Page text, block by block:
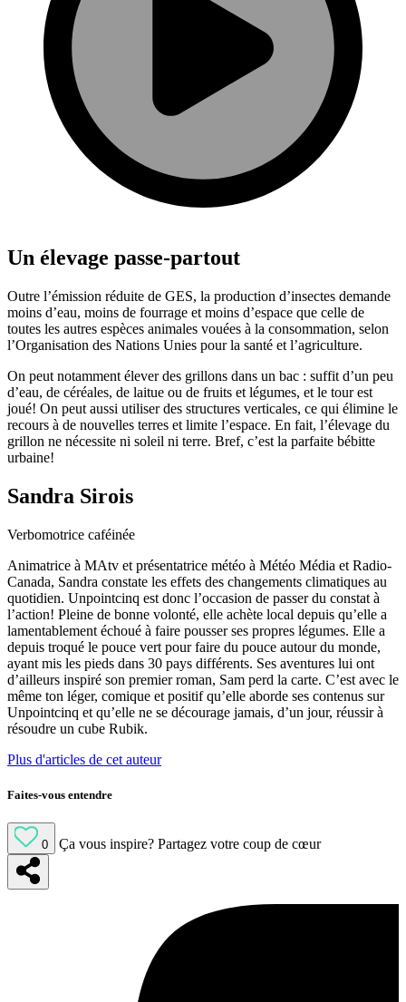
Un élevage passe-partout
Outre l’émission réduite de GES, la production d’insectes demande
moins d’eau, moins de fourrage et moins d’espace que celle de
toutes les autres espèces animales vouées à la consommation, selon
l’Organisation des Nations Unies pour la santé et l’agriculture.
On peut notamment élever des grillons dans un bac : suffit d’un peu
d’eau, de céréales, de laitue ou de fruits et légumes, et le tour est
joué! On peut aussi utiliser des structures verticales, ce qui élimine le
recours à de nouvelles terres et limite l’espace. En fait, l’élevage du
grillon ne nécessite ni soleil ni terre. Bref, c’est la parfaite bébitte
urbaine!
Sandra Sirois
Verbomotrice caféinée
Animatrice à MAtv et présentatrice météo à Météo Média et Radio-
Canada, Sandra constate les effets des changements climatiques au
quotidien. Unpointcinq est donc l’occasion de passer du constat à
l’action! Pleine de bonne volonté, elle achète local depuis qu’elle a
lamentablement échoué à faire pousser ses propres légumes. Elle a
depuis troqué le pouce vert pour faire du pouce autour du monde,
ayant mis les pieds dans 30 pays différents. Ses aventures lui ont
d’ailleurs inspiré son premier roman, Sam perd la carte. C’est avec le
même ton léger, comique et positif qu’elle aborde ses contenus sur
Unpointcinq et qu’elle ne se décourage jamais, d’un jour, réussir à
résoudre un cube Rubik.
Plus d'articles de cet auteur
Faites-vous entendre
0 Ça vous inspire? Partagez votre coup de cœur